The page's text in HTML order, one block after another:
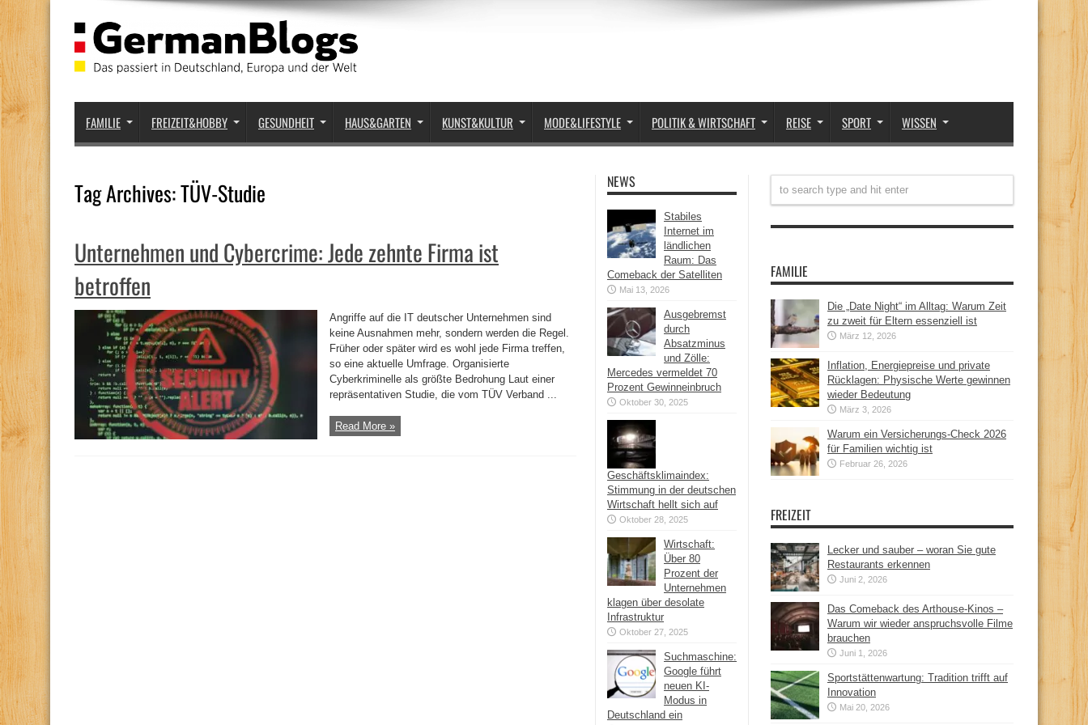
FAMILIE FREIZEIT&HOBBY GESUNDHEIT HAUS&GARTEN KUNST&KULTUR MODE&LIFESTYLE POLITIK & WIRTSCHAFT REISE SPORT WISSEN
Tag Archives:TÜV-Studie
Unternehmen und Cybercrime: Jede zehnte Firma ist
betroffen
Angriffe auf die IT deutscher Unternehmen sind
keine Ausnahmen mehr, sondern werden die Regel.
Früher oder später wird es wohl jede Firma treffen,
so eine aktuelle Umfrage. Organisierte
Cyberkriminelle als größte Bedrohung Laut einer
repräsentativen Studie, die vom TÜV Verband ...
Read More »
NEWS
Stabiles
Internet im
ländlichen
Raum: Das
Comeback der Satelliten
Mai 13, 2026
Ausgebremst
durch
Absatzminus
und Zölle:
Mercedes vermeldet 70
Prozent Gewinneinbruch
Oktober 30, 2025
Geschäftsklimaindex:
Stimmung in der deutschen
Wirtschaft hellt sich auf
Oktober 28, 2025
Wirtschaft:
Über 80
Prozent der
Unternehmen
klagen über desolate
Infrastruktur
Oktober 27, 2025
Suchmaschine:
Google führt
neuen KI-
Modus in
Deutschland ein
FAMILIE
Die „Date Night“ im Alltag: Warum Zeit
zu zweit für Eltern essenziell ist
März 12, 2026
Inflation, Energiepreise und private
Rücklagen: Physische Werte gewinnen
wieder Bedeutung
März 3, 2026
Warum ein Versicherungs-Check 2026
für Familien wichtig ist
Februar 26, 2026
FREIZEIT
Lecker und sauber – woran Sie gute
Restaurants erkennen
Juni 2, 2026
Das Comeback des Arthouse-Kinos –
Warum wir wieder anspruchsvolle Filme
brauchen
Juni 1, 2026
Sportstättenwartung: Tradition trifft auf
Innovation
Mai 20, 2026